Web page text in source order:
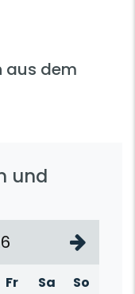
aus dem
und
Fr Sa
So